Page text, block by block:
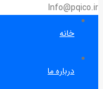
Info@pqico.ir
خانه
درباره ما